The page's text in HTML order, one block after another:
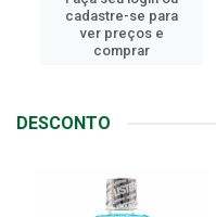
cadastre-se para
ver preços e
comprar
DESCONTO